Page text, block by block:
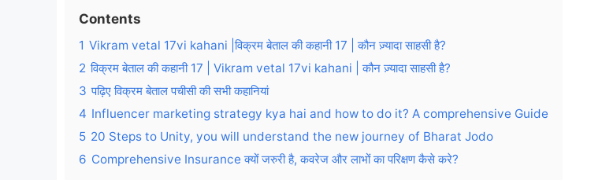
Contents
1 Vikram vetal 17vi kahani |विक्रम बेताल की कहानी 17 | कौन ज़्यादा साहसी है?
2 विक्रम बेताल की कहानी 17 | Vikram vetal 17vi kahani | कौन ज़्यादा साहसी है?
3 पढ़िए विक्रम बेताल पचीसी की सभी कहानियां
4 Influencer marketing strategy kya hai and how to do it? A comprehensive Guide
5 20 Steps to Unity, you will understand the new journey of Bharat Jodo
6 Comprehensive Insurance क्यों जरुरी है, कवरेज और लाभों का परिक्षण कैसे करे?